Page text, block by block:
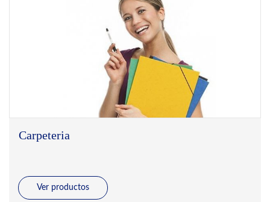
Carpeteria
Ver productos